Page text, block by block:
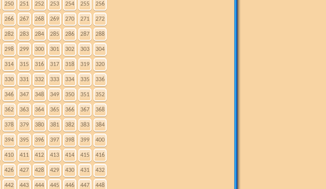
250 251 252 253 254 255 256
266 267 268 269 270 271 272
282 283 284 285 286 287 288
298 299 300 301 302 303 304
314 315 316 317 318 319 320
330 331 332 333 334 335 336
346 347 348 349 350 351 352
362 363 364 365 366 367 368
378 379 380 381 382 383 384
394 395 396 397 398 399 400
410 411 412 413 414 415 416
426 427 428 429 430 431 432
442 443 444 445 446 447 448